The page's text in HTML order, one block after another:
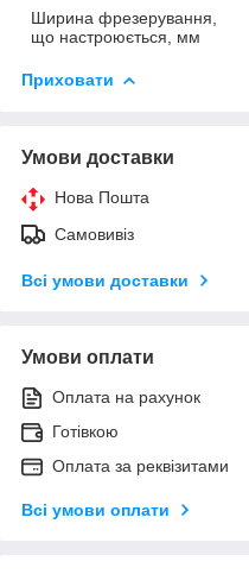
Ширина фрезерування,
що настроюється, мм
Приховати
Умови доставки
Нова Пошта
Самовивіз
Всі умови доставки
Умови оплати
Оплата на рахунок
Готівкою
Оплата за реквізитами
Всі умови оплати